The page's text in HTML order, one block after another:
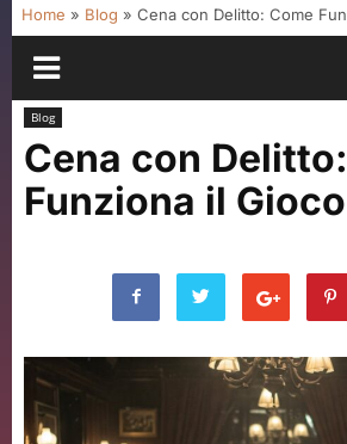
Home » Blog » Cena con Delitto: Come
Blog
Cena con
Funziona il Gioco